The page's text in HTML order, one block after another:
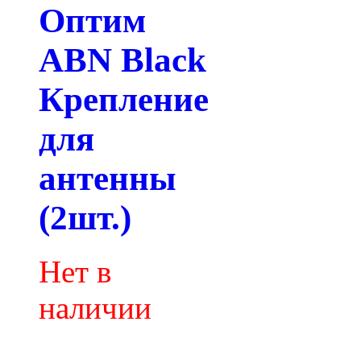
Оптим
ABN Black
Крепление
для
антенны
(2шт.)
Нет в
наличии